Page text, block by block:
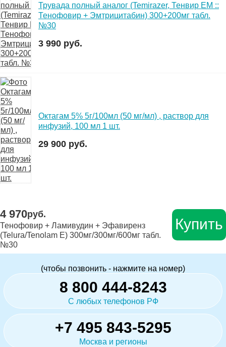
Трувада полный аналог (Temirazer, Тенвир ЕМ ::
Тенофовир + Эмтрицитабин) 300+200мг табл.
№30
3 990 руб.
Октагам 5% 5г/100мл (50 мг/мл) , раствор для
инфузий, 100 мл 1 шт.
29 900 руб.
4 970руб.
Тенофовир + Ламивудин + Эфавиренз
(Telura/Tenolam E) 300мг/300мг/600мг табл.
№30
Купить
(чтобы позвонить - нажмите на номер)
8 800 444-8243
С любых телефонов РФ
+7 495 843-5295
Москва и регионы